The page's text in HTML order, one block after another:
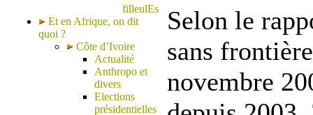
filleulEs
Et en Afrique, on dit
quoi ?
Côte d’Ivoire
Actualité
Anthropo et
divers
Elections
présidentielles
Selon le
sans
novembre